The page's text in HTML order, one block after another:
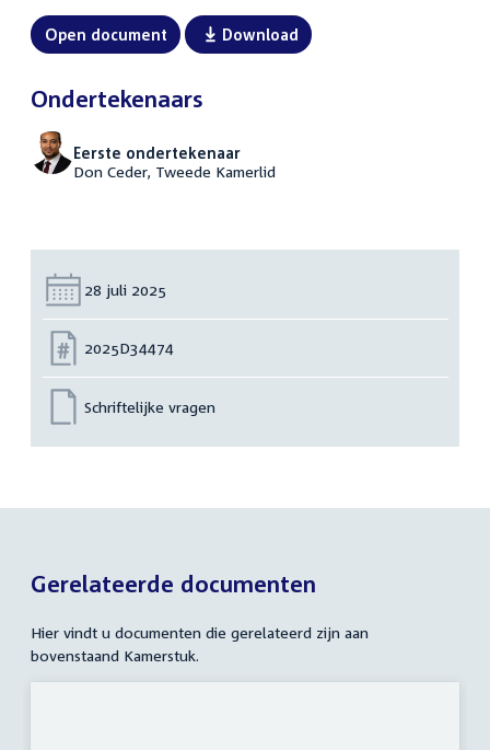
Open document Download
Ondertekenaars
Eerste ondertekenaar
Don Ceder, Tweede Kamerlid
Datum:
28 juli 2025
Nummer:
2025D34474
Schriftelijke vragen
Gerelateerde documenten
Hier vindt u documenten die gerelateerd zijn aan
bovenstaand Kamerstuk.